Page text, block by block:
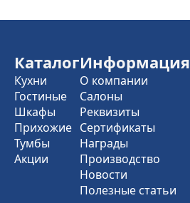
Каталог
Кухни
Гостиные
Шкафы
Прихожие
Тумбы
Акции
Информация
О компании
Салоны
Реквизиты
Сертификаты
Награды
Производство
Новости
Полезные статьи